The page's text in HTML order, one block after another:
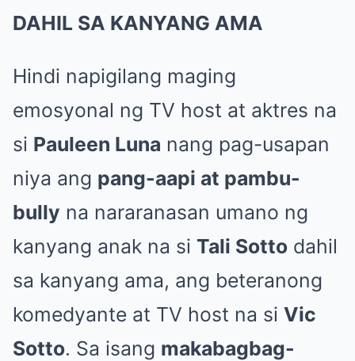
DAHIL SA KANYANG AMA
Hindi napigilang maging
emosyonal ng TV host at aktres na
si Pauleen Luna nang pag-usapan
niya ang pang-aapi at pambu-
bully na nararanasan umano ng
kanyang anak na si Tali Sotto dahil
sa kanyang ama, ang beteranong
komedyante at TV host na si Vic
Sotto. Sa isang makabagbag-